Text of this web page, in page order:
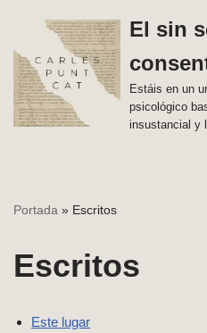
Vés
al
contingut
El sin
Estáis en un
psicológico
insustancial y
Portada » Escritos
Escritos
Este lugar